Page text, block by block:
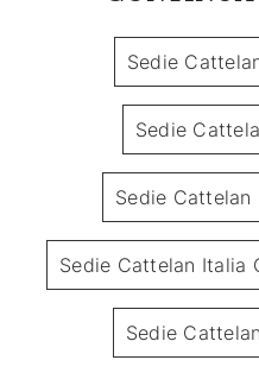
Sedie
Sedie
Sedie Cattelan
Sedie Cattelan Italia
Sedie